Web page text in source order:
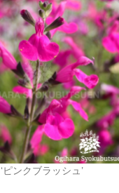
ピンクブラッシュ’